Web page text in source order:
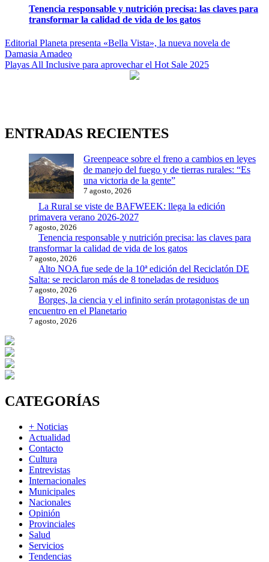
Tenencia responsable y nutrición precisa: las claves para
transformar la calidad de vida de los gatos
Navegación
de
Editorial Planeta presenta «Bella Vista», la nueva novela de
Damasia Amadeo
Playas All Inclusive para aprovechar el Hot Sale 2025
ENTRADAS RECIENTES
Greenpeace sobre el freno a cambios en leyes
de manejo del fuego y de tierras rurales: “Es
una victoria de la gente”
7 agosto, 2026
La Rural se viste de BAFWEEK: llega la edición
primavera verano 2026-2027
7 agosto, 2026
Tenencia responsable y nutrición precisa: las claves para
transformar la calidad de vida de los gatos
7 agosto, 2026
Alto NOA fue sede de la 10ª edición del Reciclatón DE
Salta: se reciclaron más de 8 toneladas de residuos
7 agosto, 2026
Borges, la ciencia y el infinito serán protagonistas de un
encuentro en el Planetario
7 agosto, 2026
CATEGORÍAS
+ Noticias
Actualidad
Contacto
Cultura
Entrevistas
Internacionales
Municipales
Nacionales
Opinión
Provinciales
Salud
Servicios
Tendencias